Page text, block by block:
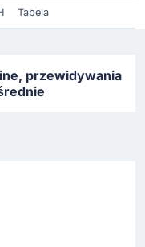
Tabela
przewidywania